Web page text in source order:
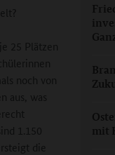
25 Plätzen
noch von
was
1.150
die
mit